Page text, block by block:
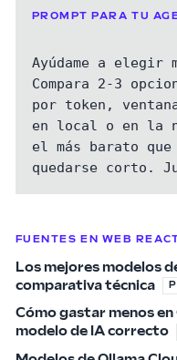
PROMPT PARA TU
Ayúdame a elegir
Compara 2-3
por token,
en local o en la
el más barato
quedarse corto.
FUENTES EN WEB
Los mejores modelos
comparativa técnica
Cómo gastar menos
modelo de IA correcto